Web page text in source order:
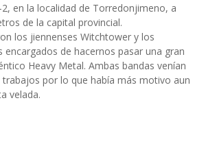
en la localidad de Torredonjimeno, a
de la capital provincial.
los jiennenses Witchtower y los
encargados de hacernos pasar una gran
Heavy Metal. Ambas bandas venían
por lo que había más motivo aun
velada.